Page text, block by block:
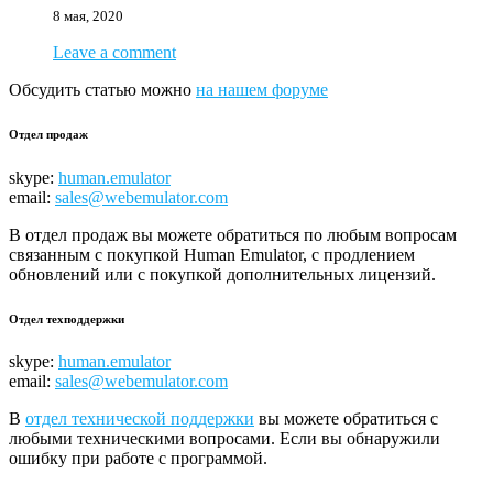
8 мая, 2020
Leave a comment
Обсудить статью можно на нашем форуме
Отдел продаж
skype: human.emulator
email: sales@webemulator.com
В отдел продаж вы можете обратиться по любым вопросам
связанным с покупкой Human Emulator, с продлением
обновлений или с покупкой дополнительных лицензий.
Отдел техподдержки
skype: human.emulator
email: sales@webemulator.com
В отдел технической поддержки вы можете обратиться с
любыми техническими вопросами. Если вы обнаружили
ошибку при работе с программой.